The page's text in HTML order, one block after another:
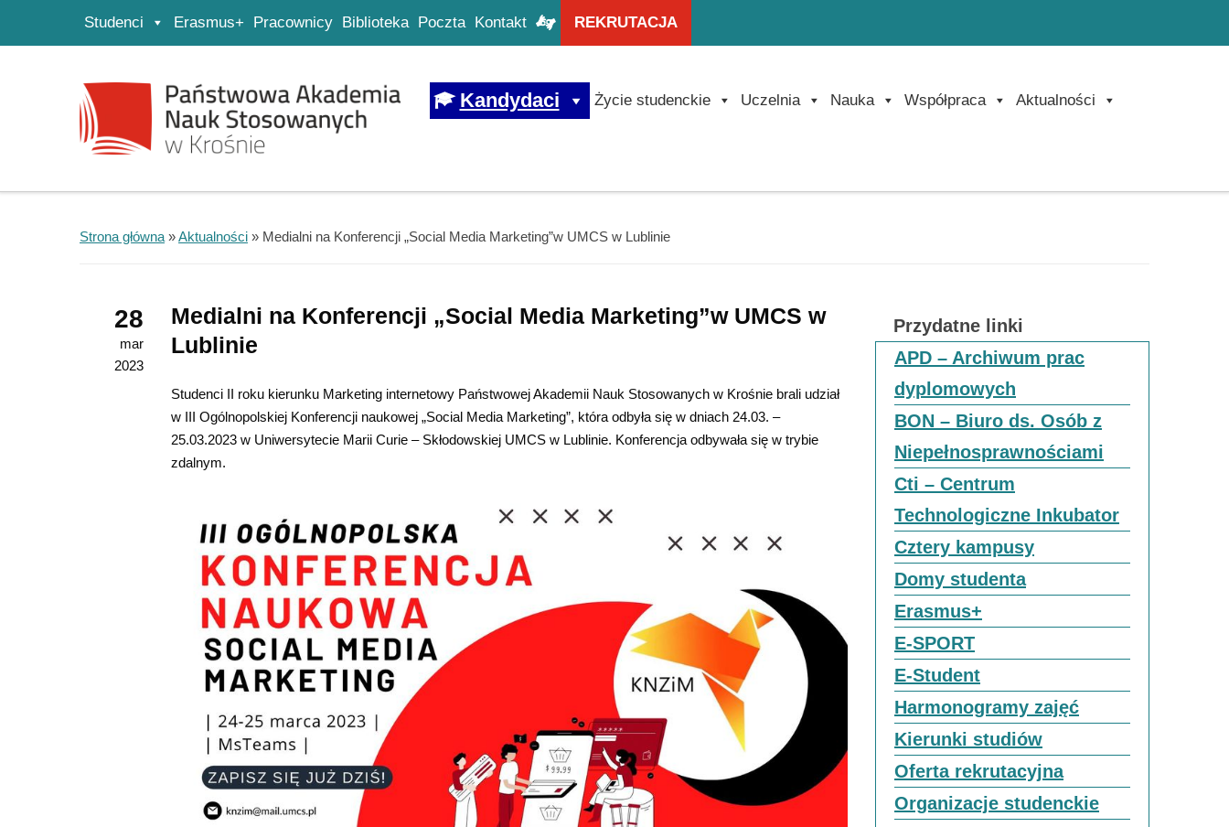
Strona główna
Przejdź do wyszukiwarki
Przejdź do menu głównego
Studenci Erasmus+ Pracownicy Biblioteka Poczta Kontakt REKRUTACJA
Kandydaci Życie studenckie Uczelnia Nauka Współpraca Aktualności
Strona główna »Aktualności » Medialni na Konferencji „Social Media Marketing”w UMCS w Lublinie
28
mar
2023
Medialni na Konferencji „Social Media Marketing”w UMCS w
Lublinie
Studenci II roku kierunku Marketing internetowy Państwowej Akademii Nauk Stosowanych w Krośnie brali udział
w III Ogólnopolskiej Konferencji naukowej „Social Media Marketing”, która odbyła się w dniach 24.03. –
25.03.2023 w Uniwersytecie Marii Curie – Skłodowskiej UMCS w Lublinie. Konferencja odbywała się w trybie
zdalnym.
Przydatne linki
APD – Archiwum prac
dyplomowych
BON – Biuro ds. Osób z
Niepełnosprawnościami
Cti – Centrum
Technologiczne Inkubator
Cztery kampusy
Domy studenta
Erasmus+
E-SPORT
E-Student
Harmonogramy zajęć
Kierunki studiów
Oferta rekrutacyjna
Organizacje studenckie